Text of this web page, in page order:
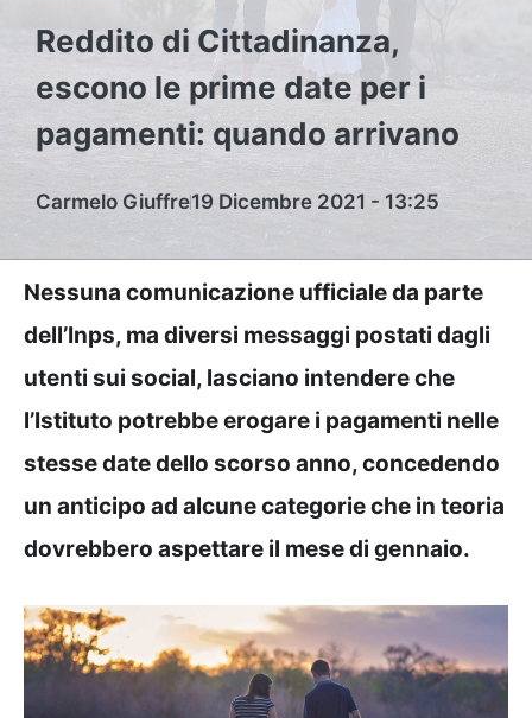
Reddito di Cittadinanza,
escono le prime date per i
pagamenti: quando arrivano
Carmelo Giuffre19 Dicembre 2021 - 13:25
Nessuna comunicazione ufficiale da parte
dell’Inps, ma diversi messaggi postati dagli
utenti sui social, lasciano intendere che
l’Istituto potrebbe erogare i pagamenti nelle
stesse date dello scorso anno, concedendo
un anticipo ad alcune categorie che in teoria
dovrebbero aspettare il mese di gennaio.